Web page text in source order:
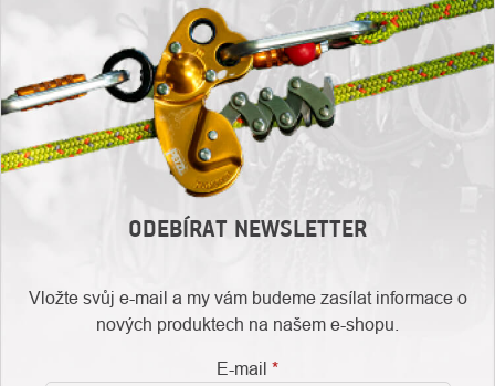
ODEBÍRAT NEWSLETTER
Vložte svůj e-mail a my vám budeme zasílat informace o
nových produktech na našem e-shopu.
E-mail